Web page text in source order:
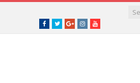
Facebook
TwitterGoogle+instagramyoutube